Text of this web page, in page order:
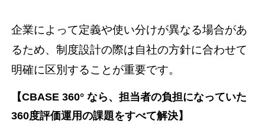
企業によって定義や使い分けが異なる場合があ
るため、制度設計の際は自社の方針に合わせて
明確に区別することが重要です。
【CBASE 360° なら、担当者の負担になっていた
360度評価運用の課題をすべて解決】